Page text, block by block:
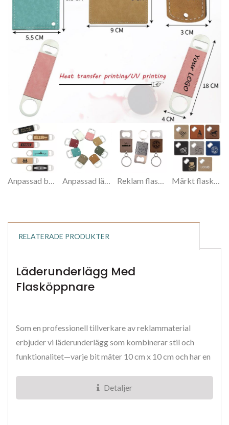
Anpassad barblad flasköppnare Anpassad läder flasköppnare nyckelring Reklam flasköppnare nyckelring Märkt flasköppnare underlägg
RELATERADE PRODUKTER
Läderunderlägg Med
Flasköppnare
Som en professionell tillverkare av reklammaterial
erbjuder vi läderunderlägg som kombinerar stil och
funktionalitet—varje bit mäter 10 cm x 10 cm och har en
Detaljer